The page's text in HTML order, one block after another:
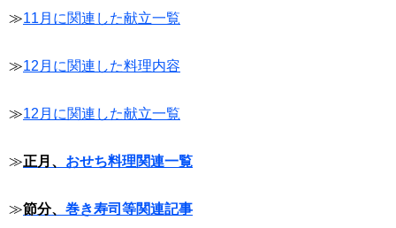
≫11月に関連した献立一覧
≫12月に関連した料理内容
≫12月に関連した献立一覧
≫正月、 おせち料理関連一覧
≫節分、 巻き寿司等関連記事